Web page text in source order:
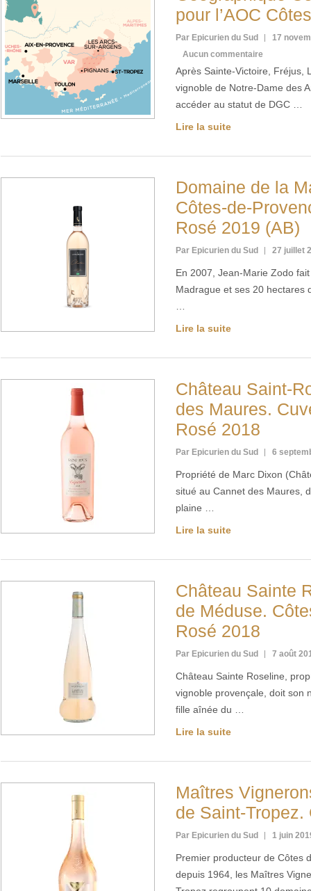
pour l’AOC
Par Epicurien du Sud
17
Aucun commentaire
Après Sainte-Victoire, Fréjus,
vignoble de Notre-Dame des
accéder au statut de DGC …
Lire la suite
Domaine de la
Côtes-de-
Rosé 2019 (AB)
Par Epicurien du Sud 27 juillet
En 2007, Jean-Marie Zodo
Madrague et ses 20 hectares
Lire la suite
Château Saint-
des Maures.
Rosé 2018
Par Epicurien du Sud 6
Propriété de Marc Dixon
situé au Cannet des Maures,
plaine …
Lire la suite
Château Sainte
de Méduse.
Rosé 2018
Par Epicurien du Sud 7 août
Château Sainte Roseline,
vignoble provençale, doit son
fille aînée du …
Lire la suite
Maîtres
de Saint-
Par Epicurien du Sud 1 juin
Premier producteur de Côtes
depuis 1964, les Maîtres